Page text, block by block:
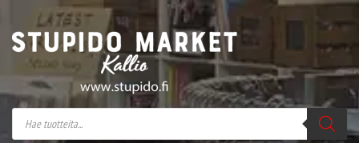
Stupido Market – verkossa ja kivijalassa
Stupido Market on vaihtoehtomusaan
erikoistunut verkko- sekä